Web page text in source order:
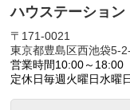
ハウステーショ
〒171-0021
東京都豊島区西池袋5-
営業時間10:00～18:00
定休日毎週火曜日水曜